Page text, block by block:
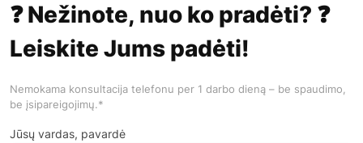
❓ Nežinote, nuo ko pradėti? ❓
Leiskite Jums padėti!
Nemokama konsultacija telefonu per 1 darbo dieną – be spaudimo,
be įsipareigojimų.*
Jūsų vardas, pavardė